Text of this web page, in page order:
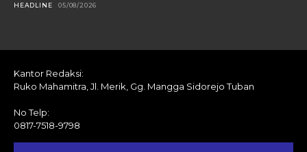
HEADLINE 05/08/2026
Kantor Redaksi:
Ruko Mahamitra, Jl. Merik, Gg. Mangga Sidorejo Tuban
No Telp:
0817-7518-9798